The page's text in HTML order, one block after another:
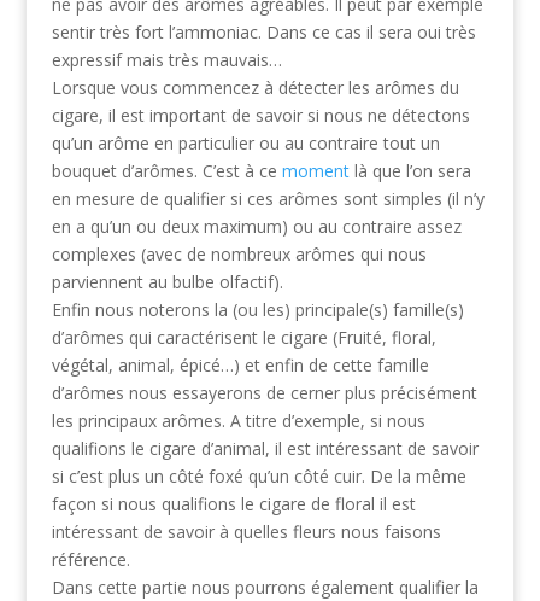
ne pas avoir des arômes agréables. Il peut par exemple
sentir très fort l’ammoniac. Dans ce cas il sera oui très
expressif mais très mauvais…
Lorsque vous commencez à détecter les arômes du
cigare, il est important de savoir si nous ne détectons
qu’un arôme en particulier ou au contraire tout un
bouquet d’arômes. C’est à ce momentlà que l’on sera
en mesure de qualifier si ces arômes sont simples (il n’y
en a qu’un ou deux maximum) ou au contraire assez
complexes (avec de nombreux arômes qui nous
parviennent au bulbe olfactif).
Enfin nous noterons la (ou les) principale(s) famille(s)
d’arômes qui caractérisent le cigare (Fruité, floral,
végétal, animal, épicé…) et enfin de cette famille
d’arômes nous essayerons de cerner plus précisément
les principaux arômes. A titre d’exemple, si nous
qualifions le cigare d’animal, il est intéressant de savoir
si c’est plus un côté foxé qu’un côté cuir. De la même
façon si nous qualifions le cigare de floral il est
intéressant de savoir à quelles fleurs nous faisons
référence.
Dans cette partie nous pourrons également qualifier la